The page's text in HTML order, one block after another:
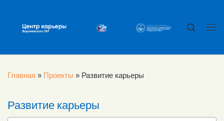
Search
Главная » Проекты » Развитие карьеры
Развитие карьеры